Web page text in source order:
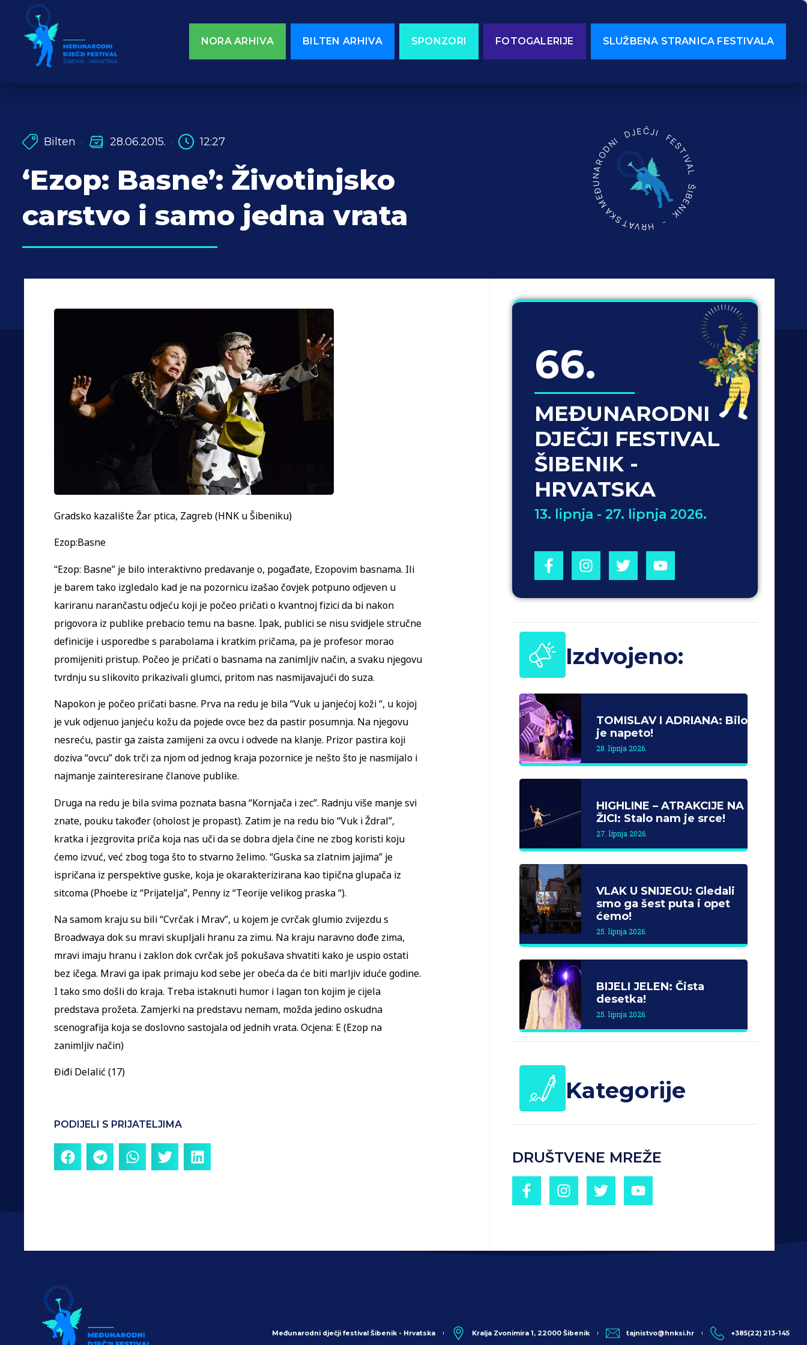
NORA ARHIVA BILTEN ARHIVA SPONZORI FOTOGALERIJE SLUŽBENA STRANICA FESTIVALA
Bilten 28.06.2015. 12:27
‘Ezop: Basne’: Životinjsko
carstvo i samo jedna vrata
MEĐUNARODNI DJEČJI FESTIVAL ŠIBENIK - HRVATSKA
Gradsko kazalište Žar ptica, Zagreb (HNK u Šibeniku)
Ezop:Basne
“Ezop: Basne” je bilo interaktivno predavanje o, pogađate, Ezopovim basnama. Ili
je barem tako izgledalo kad je na pozornicu izašao čovjek potpuno odjeven u
kariranu narančastu odjeću koji je počeo pričati o kvantnoj fizici da bi nakon
prigovora iz publike prebacio temu na basne. Ipak, publici se nisu svidjele stručne
definicije i usporedbe s parabolama i kratkim pričama, pa je profesor morao
promijeniti pristup. Počeo je pričati o basnama na zanimljiv način, a svaku njegovu
tvrdnju su slikovito prikazivali glumci, pritom nas nasmijavajući do suza.
Napokon je počeo pričati basne. Prva na redu je bila “Vuk u janjećoj koži “, u kojoj
je vuk odjenuo janjeću kožu da pojede ovce bez da pastir posumnja. Na njegovu
nesreću, pastir ga zaista zamijeni za ovcu i odvede na klanje. Prizor pastira koji
doziva “ovcu” dok trči za njom od jednog kraja pozornice je nešto što je nasmijalo i
najmanje zainteresirane članove publike.
Druga na redu je bila svima poznata basna “Kornjača i zec”. Radnju više manje svi
znate, pouku također (oholost je propast). Zatim je na redu bio “Vuk i Ždral”,
kratka i jezgrovita priča koja nas uči da se dobra djela čine ne zbog koristi koju
ćemo izvuć, već zbog toga što to stvarno želimo. “Guska sa zlatnim jajima” je
ispričana iz perspektive guske, koja je okarakterizirana kao tipična glupača iz
sitcoma (Phoebe iz “Prijatelja”, Penny iz “Teorije velikog praska “).
Na samom kraju su bili “Cvrčak i Mrav”, u kojem je cvrčak glumio zvijezdu s
Broadwaya dok su mravi skupljali hranu za zimu. Na kraju naravno dođe zima,
mravi imaju hranu i zaklon dok cvrčak još pokušava shvatiti kako je uspio ostati
bez ičega. Mravi ga ipak primaju kod sebe jer obeća da će biti marljiv iduće godine.
I tako smo došli do kraja. Treba istaknuti humor i lagan ton kojim je cijela
predstava prožeta. Zamjerki na predstavu nemam, možda jedino oskudna
scenografija koja se doslovno sastojala od jednih vrata. Ocjena: E (Ezop na
zanimljiv način)
Điđi Delalić (17)
PODIJELI S PRIJATELJIMA
66.
MEĐUNARODNI
DJEČJI FESTIVAL
ŠIBENIK -
HRVATSKA
13. lipnja - 27. lipnja 2026.
Izdvojeno:
TOMISLAV I ADRIANA: Bilo
je napeto!
28. lipnja 2026.
HIGHLINE – ATRAKCIJE NA
ŽICI: Stalo nam je srce!
27. lipnja 2026.
VLAK U SNIJEGU: Gledali
smo ga šest puta i opet
ćemo!
25. lipnja 2026.
BIJELI JELEN: Čista
desetka!
25. lipnja 2026.
Kategorije
DRUŠTVENE MREŽE
Međunarodni dječji festival Šibenik - Hrvatska Kralja Zvonimira 1, 22000 Šibenik tajnistvo@hnksi.hr +385(22) 213-145